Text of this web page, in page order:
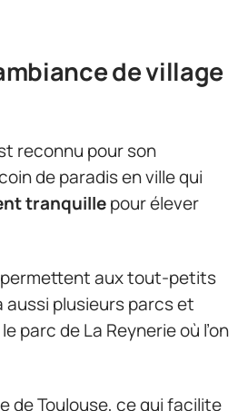
de village
reconnu pour son
de paradis en ville qui
tranquillepour élever
aux tout-petits
aussi plusieurs parcs et
parc de La Reynerie où l’on
de Toulouse, ce qui facilite